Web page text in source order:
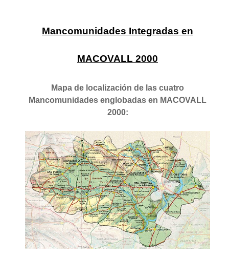
Mancomunidades Integradas en
MACOVALL 2000
Mapa de localización de las cuatro
Mancomunidades englobadas en MACOVALL
2000: